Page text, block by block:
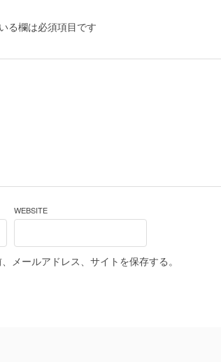
る欄は必須項目です
WEBSITE
メールアドレス、サイトを保存する。